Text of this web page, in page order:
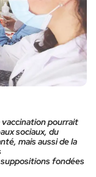
vaccination pourrait
sociaux, du
mais aussi de la
fondées